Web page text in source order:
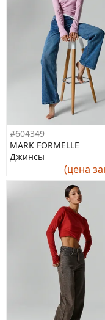
#604349
MARK FORMELLE
Джинсы
(цена